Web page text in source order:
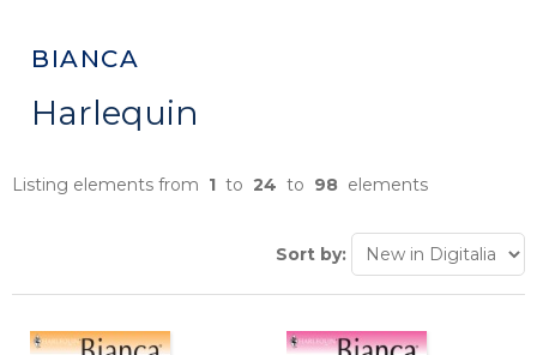
BIANCA
Harlequin
Listing elements from 1 to 24 to 98 elements
Sort by: